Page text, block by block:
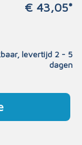
€ 43,05*
levertijd 2 - 5
dagen